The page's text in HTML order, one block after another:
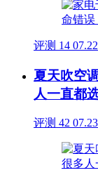
评测 14 07.22
夏天吹空
人一直都
评测 42 07.23